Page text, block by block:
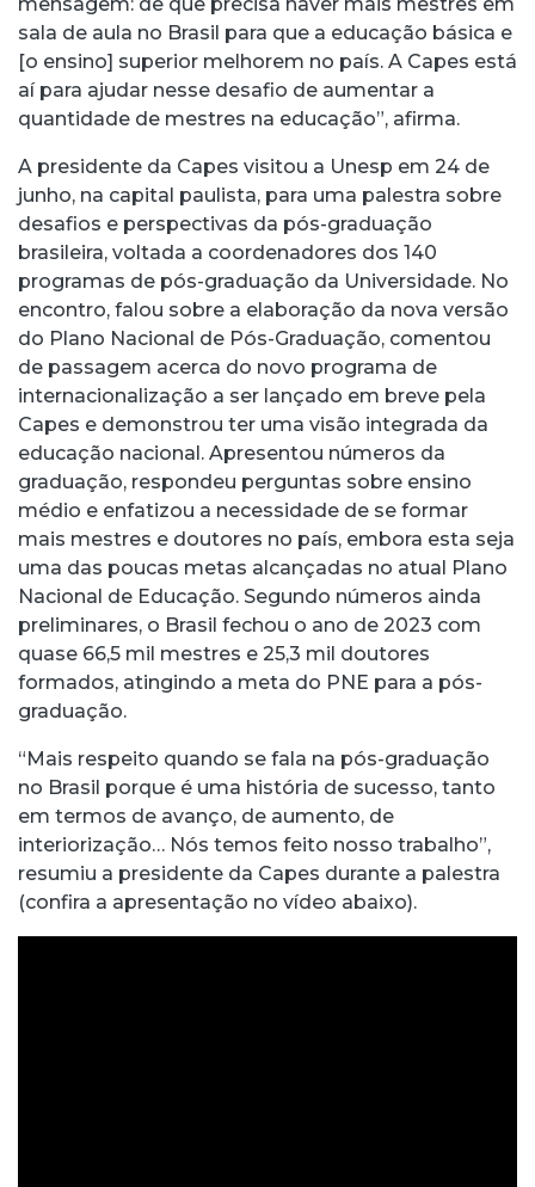
sala de aula no Brasil para que a educação básica e
[o ensino] superior melhorem no país. A Capes está
aí para ajudar nesse desafio de aumentar a
quantidade de mestres na educação”, afirma.
A presidente da Capes visitou a Unesp em 24 de
junho, na capital paulista, para uma palestra sobre
desafios e perspectivas da pós-graduação
brasileira, voltada a coordenadores dos 140
programas de pós-graduação da Universidade. No
encontro, falou sobre a elaboração da nova versão
do Plano Nacional de Pós-Graduação, comentou
de passagem acerca do novo programa de
internacionalização a ser lançado em breve pela
Capes e demonstrou ter uma visão integrada da
educação nacional. Apresentou números da
graduação, respondeu perguntas sobre ensino
médio e enfatizou a necessidade de se formar
mais mestres e doutores no país, embora esta seja
uma das poucas metas alcançadas no atual Plano
Nacional de Educação. Segundo números ainda
preliminares, o Brasil fechou o ano de 2023 com
quase 66,5 mil mestres e 25,3 mil doutores
formados, atingindo a meta do PNE para a pós-
graduação.
“Mais respeito quando se fala na pós-graduação
no Brasil porque é uma história de sucesso, tanto
em termos de avanço, de aumento, de
interiorização… Nós temos feito nosso trabalho”,
resumiu a presidente da Capes durante a palestra
(confira a apresentação no vídeo abaixo).